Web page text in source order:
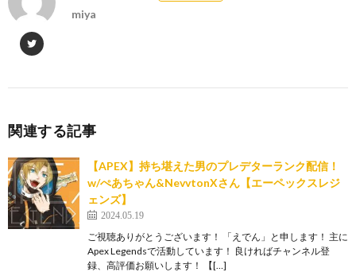
miya
関連する記事
【APEX】持ち堪えた男のプレデターランク配信！
w/ぺあちゃん&NevvtonXさん【エーペックスレジ
ェンズ】
2024.05.19
ご視聴ありがとうございます！ 「えでん」と申します！ 主に
Apex Legendsで活動しています！ 良ければチャンネル登
録、高評価お願いします！ 【[…]